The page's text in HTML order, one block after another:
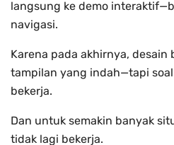
langsung ke demo
navigasi.
Karena pada akhirnya, desain
tampilan yang indah—tapi
bekerja.
Dan untuk semakin banyak
tidak lagi bekerja.